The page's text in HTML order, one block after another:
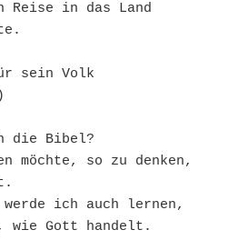
Reise in das Land
sein Volk
die Bibel?
möchte, so zu denken,
werde ich auch lernen,
wie Gott handelt.